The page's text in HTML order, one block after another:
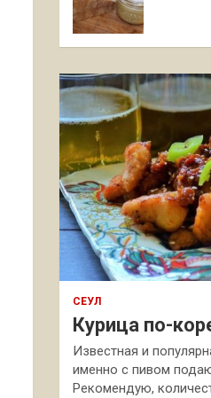
СЕУЛ
Курица по-
Известная и
именно с пивом
Рекомендую,